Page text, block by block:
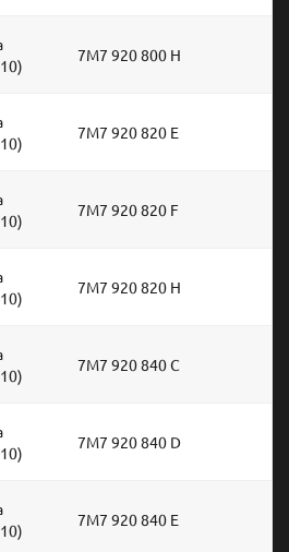
7M7 920 800 H
7M7 920 820 E
7M7 920 820 F
7M7 920 820 H
7M7 920 840 C
7M7 920 840 D
7M7 920 840 E